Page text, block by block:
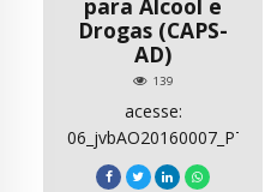
para Álcool e
Drogas (CAPS-
AD)
139
acesse:
06_jvbAO20160007_PT.pdf